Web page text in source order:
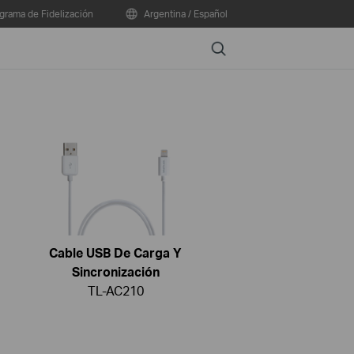
de Fidelización Argentina / Español
Search
Cable USB De Carga Y
Sincronización
TL-AC210